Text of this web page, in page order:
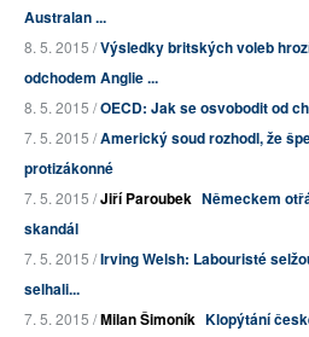
Australan ...
8. 5. 2015 /Výsledky britských voleb
odchodem Anglie ...
8. 5. 2015 /OECD: Jak se osvobodit od
7. 5. 2015 /Americký soud rozhodl, že
protizákonné
7. 5. 2015 /Jiří Paroubek Německem
skandál
7. 5. 2015 /Irving Welsh: Labouristé
selhali...
7. 5. 2015 /Milan Šimoník Klopýtání